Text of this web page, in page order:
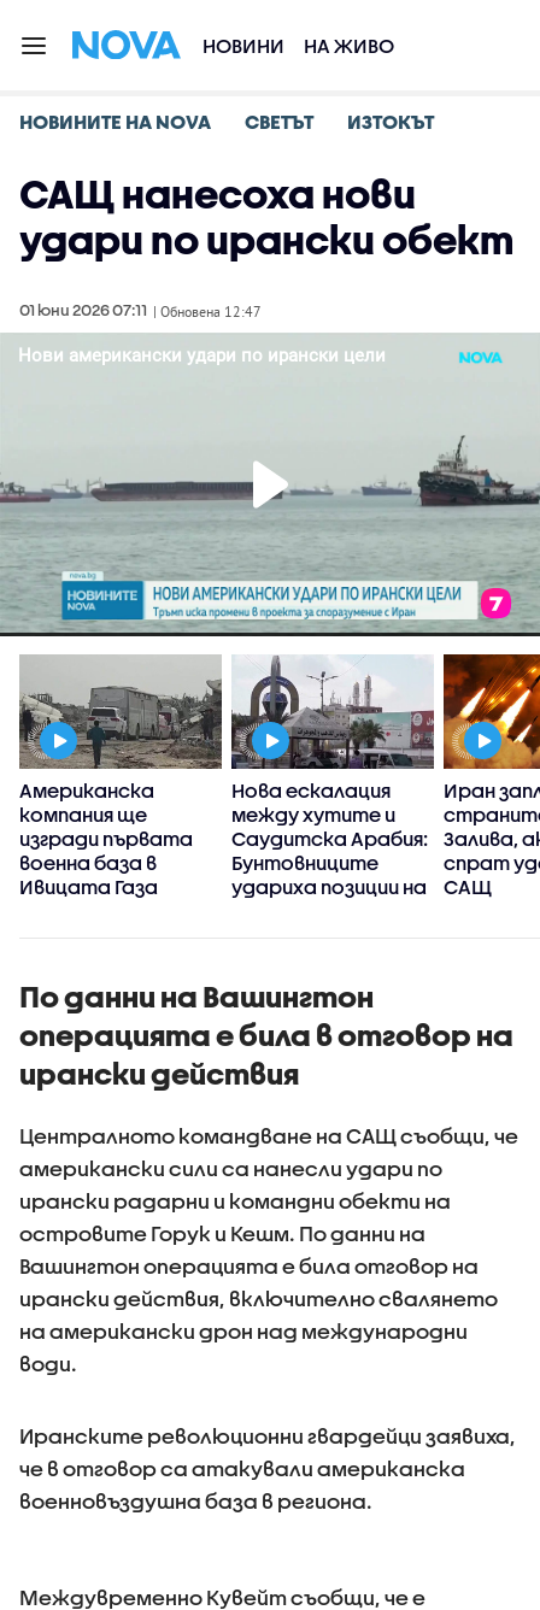
НОВИНИ НА ЖИВО
НОВИНИТЕ НА NOVA СВЕТЪТ ИЗТОКЪТ
САЩ нанесоха нови
удари по ирански обект
01 юни 2026 07:11 | Обновена 12:47
Американска
компания ще
изгради първата
военна база в
Ивицата Газа
Нова ескалация
между хутите и
Саудитска Арабия:
Бунтовниците
удариха позиции на
сили в Йемен
Иран
Залива,
спрат
САЩ
По данни на Вашингтон
операцията е била в отговор на
ирански действия
Централното командване на САЩ съобщи, че
американски сили са нанесли удари по
ирански радарни и командни обекти на
островите Горук и Кешм. По данни на
Вашингтон операцията е била отговор на
ирански действия, включително свалянето
на американски дрон над международни
води.
Иранските революционни гвардейци заявиха,
че в отговор са атакували американска
военновъздушна база в региона.
Междувременно Кувейт съобщи, че е